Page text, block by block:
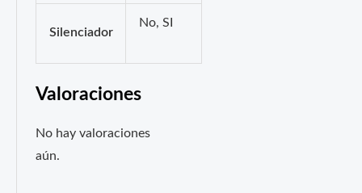
Silenciador
No, SI
Valoraciones
No hay valoraciones
aún.